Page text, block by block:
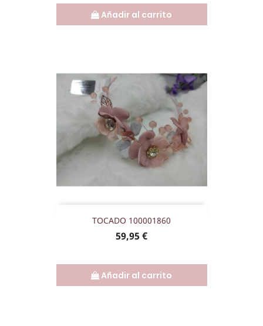
Añadir al carrito
TOCADO 100001860
Precio
59,95 €
Añadir al carrito